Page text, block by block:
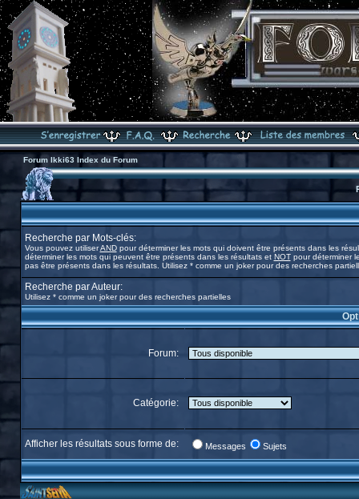
Forum Ikki63 Index du Forum
Recherche par Mots-clés:
Vous pouvez utiliserANDpour déterminer les mots qui doivent être présents dans les
déterminer les mots qui peuvent être présents dans les résultats et NOTpour déterminer
pas être présents dans les résultats. Utilisez * comme un joker pour des recherches
Recherche par Auteur:
Utilisez * comme un joker pour des recherches partielles
Forum:
Catégorie:
Afficher les résultats sous forme de: Messages Sujets